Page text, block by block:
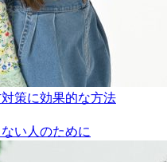
策に効果的な方法
い人のために